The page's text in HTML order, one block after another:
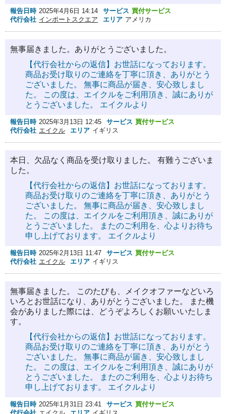
報告日時 2025年4月6日 14:14 サービス 買付サービス
代行会社 インポートスクエア エリア アメリカ
無事届きました。ありがとうございました。
【代行会社からの返信】お世話になっております。
商品お受け取りのご連絡を丁寧に頂き、ありがとう
ございました。 無事に商品が届き、安心致しまし
た。 この度は、エイクルをご利用頂き、誠にありが
とうございました。 エイクルより
報告日時 2025年3月13日 12:45 サービス 買付サービス
代行会社 エイクル エリア イギリス
本日、欠品なく商品を受け取りました。 有難うございま
した。
【代行会社からの返信】お世話になっております。
商品お受け取りのご連絡を丁寧に頂き、ありがとう
ございました。 無事に商品が届き、安心致しまし
た。 この度は、エイクルをご利用頂き、誠にありが
とうございました。 またのご利用を、心よりお待ち
申し上げております。 エイクルより
報告日時 2025年2月13日 11:47 サービス 買付サービス
代行会社 エイクル エリア イギリス
無事届きました。 このたびも、メイクオファーなどいろ
いろとお世話になり、ありがとうございました。 また機
会がありました際には、どうぞよろしくお願いいたしま
す。
【代行会社からの返信】お世話になっております。
商品お受け取りのご連絡を丁寧に頂き、ありがとう
ございました。 無事に商品が届き、安心致しまし
た。 この度は、エイクルをご利用頂き、誠にありが
とうございました。 またのご利用を、心よりお待ち
申し上げております。 エイクルより
報告日時 2025年1月31日 23:41 サービス 買付サービス